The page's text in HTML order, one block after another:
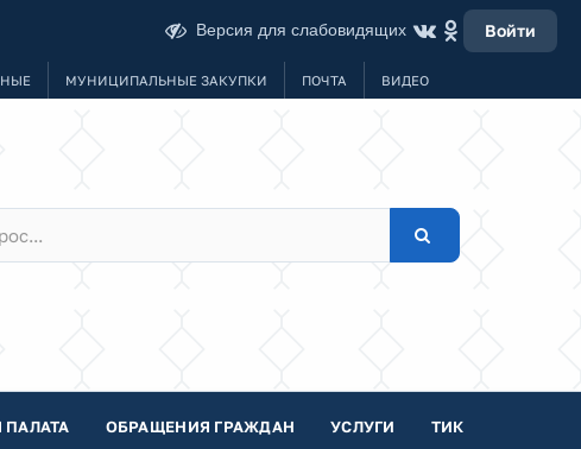
Версия для слабовидящих Войти
МУНИЦИПАЛЬНЫЕ ЗАКУПКИ ПОЧТА ВИДЕО
ОБРАЩЕНИЯ ГРАЖДАН УСЛУГИ ТИК